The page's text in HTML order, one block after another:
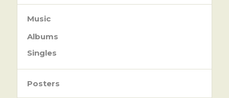
Music
Albums
Singles
Posters